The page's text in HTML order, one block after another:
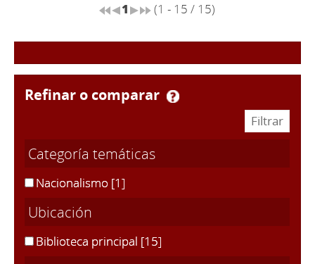
1 (1 - 15 / 15)
refinar o comparar
Categoría temáticas
Nacionalismo [1]
Ubicación
Biblioteca principal [15]